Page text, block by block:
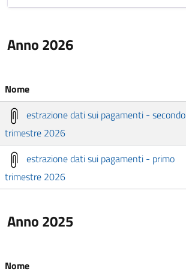
Anno 2026
Nome
estrazione dati sui pagamenti - secondo
trimestre 2026
estrazione dati sui pagamenti - primo
trimestre 2026
Anno 2025
Nome